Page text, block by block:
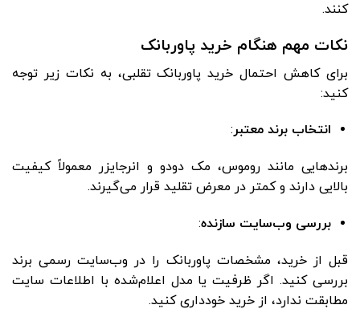
کنند.
نکات مهم هنگام خرید پاوربانک
برای کاهش احتمال خرید پاوربانک تقلبی، به نکات زیر توجه
کنید:
انتخاب برند معتبر:
برندهایی مانند روموس، مک دودو و انرجایزر معمولاً کیفیت
بالایی دارند و کمتر در معرض تقلید قرار می‌گیرند.
بررسی وب‌سایت سازنده:
قبل از خرید، مشخصات پاوربانک را در وب‌سایت رسمی برند
بررسی کنید. اگر ظرفیت یا مدل اعلام‌شده با اطلاعات سایت
مطابقت ندارد، از خرید خودداری کنید.